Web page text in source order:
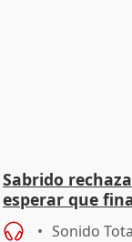
Sabrido
esperar que
Sonido